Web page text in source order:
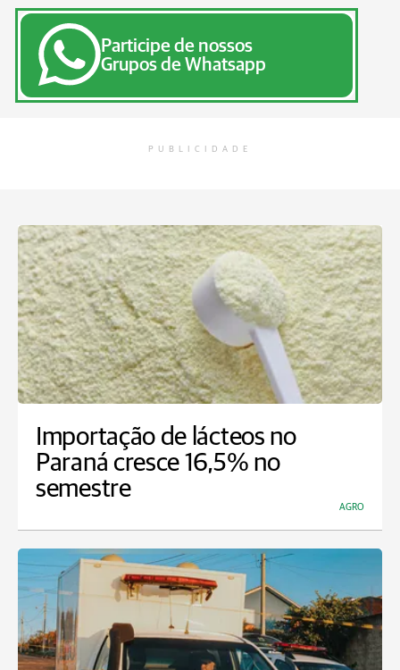
Participe de nossos
Grupos de Whatsapp
PUBLICIDADE
Importação de lácteos no
Paraná cresce 16,5% no
semestre
AGRO